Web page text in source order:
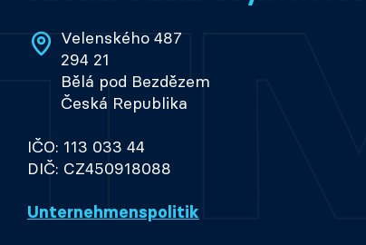
Velenského 487
294 21
Bělá pod Bezdězem
Česká Republika
IČO: 113 033 44
DIČ: CZ450918088
Unternehmenspolitik